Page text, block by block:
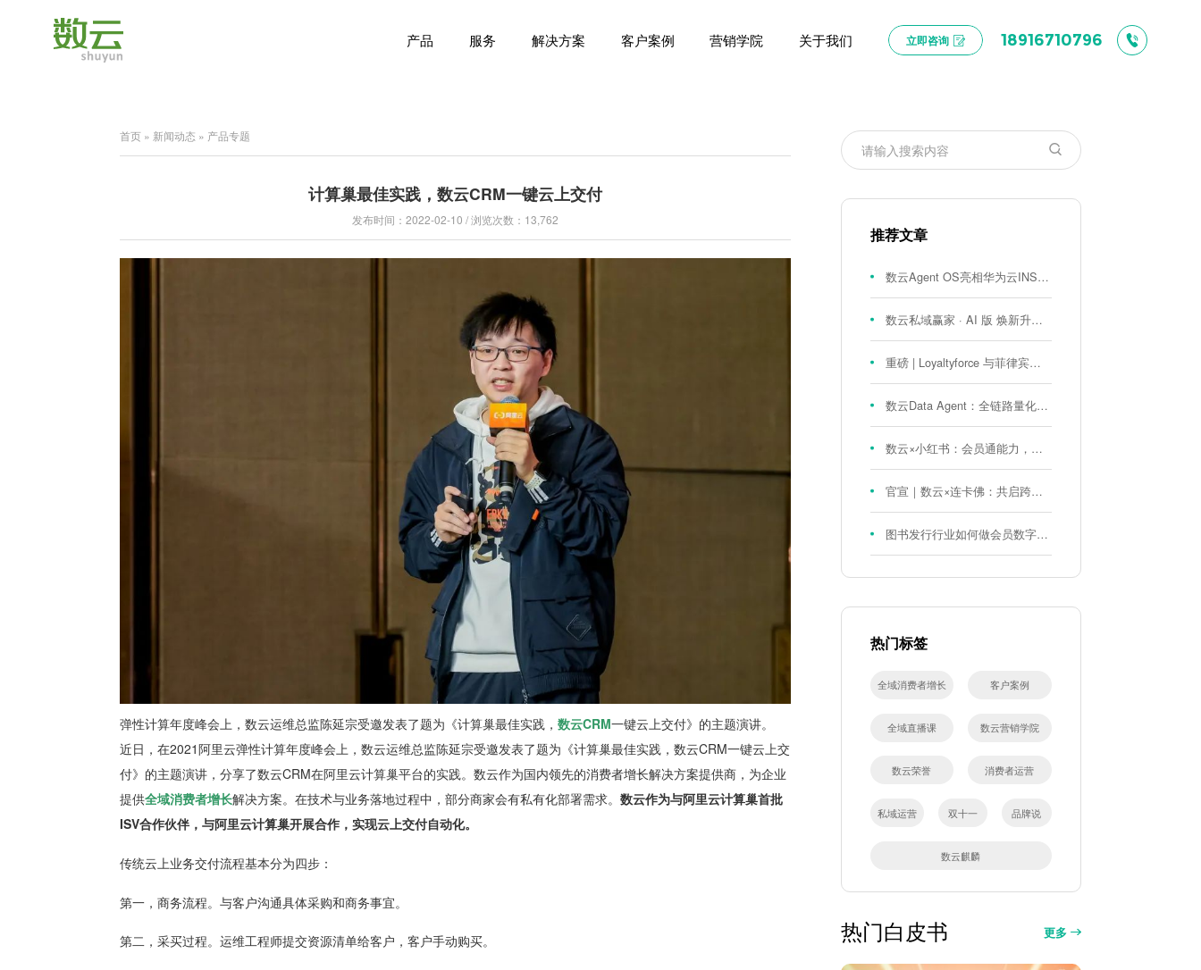
产品 服务 解决方案 客户案例 营销学院 关于我们 立即咨询 18916710796
首页 » 新闻动态 » 产品专题
计算巢最佳实践，数云CRM一键云上交付
发布时间：2022-02-10 / 浏览次数：13,762
弹性计算年度峰会上，数云运维总监陈延宗受邀发表了题为《计算巢最佳实践，数云CRM一键云上交付》的主题演讲。
近日，在2021阿里云弹性计算年度峰会上，数云运维总监陈延宗受邀发表了题为《计算巢最佳实践，数云CRM一键云上交
付》的主题演讲，分享了数云CRM在阿里云计算巢平台的实践。数云作为国内领先的消费者增长解决方案提供商，为企业
提供全域消费者增长解决方案。在技术与业务落地过程中，部分商家会有私有化部署需求。数云作为与阿里云计算巢首批
ISV合作伙伴，与阿里云计算巢开展合作，实现云上交付自动化。
传统云上业务交付流程基本分为四步：
第一，商务流程。与客户沟通具体采购和商务事宜。
第二，采买过程。运维工程师提交资源清单给客户，客户手动购买。
推荐文章
数云Agent OS亮相华为云INSPIRE创想者大会：以AI重构消费者运营与零售营销新范式
数云私域赢家 · AI 版 焕新升级！
重磅 | Loyaltyforce 与菲律宾零售巨头 SM 集团达成战略合作，携手开启 SMAC 会员数智化运营新征程
数云Data Agent：全链路量化评测体系，炼就零售数据分析精准力
数云×小红书：会员通能力，重磅发布！
官宣｜数云×连卡佛：共启跨境会员运营新征程，重塑消费联结新体验
图书发行行业如何做会员数字化?河南新华书店给打了个样！
热门标签
全域消费者增长 客户案例
全域直播课 数云营销学院
数云荣誉 消费者运营
私域运营 双十一 品牌说
数云麒麟
热门白皮书 更多